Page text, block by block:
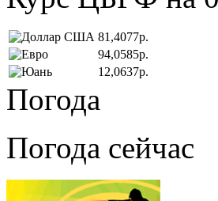
81,4077р.
94,0585р.
12,0637р.
Погода
Погода сейчас